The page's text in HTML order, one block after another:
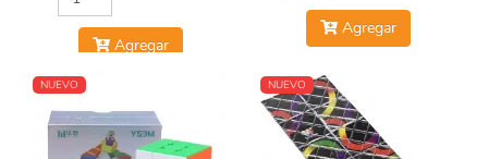
Agregar
Agregar
NUEVO NUEVO